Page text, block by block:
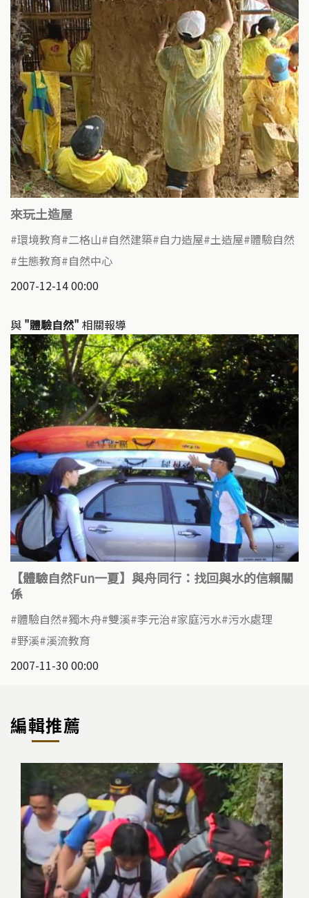
來玩土造屋
環境教育 二格山 自然建築 自力造屋 土造屋 體驗自然
生態教育 自然中心
2007-12-14 00:00
與 "體驗自然" 相關報導
【體驗自然Fun一夏】與舟同行：找回與水的信賴關
係
體驗自然 獨木舟 雙溪 李元治 家庭污水 污水處理
野溪 溪流教育
2007-11-30 00:00
編輯推薦